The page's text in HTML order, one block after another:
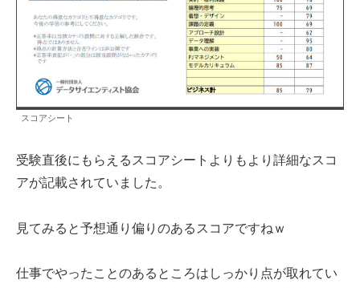
スコアシート
受験直後にもらえるスコアシートよりもより詳細なスコ
アが記載されていました。
見てみると予想通り偏りのあるスコアですねｗ
仕事でやったことのあるところはしっかり点が取れてい